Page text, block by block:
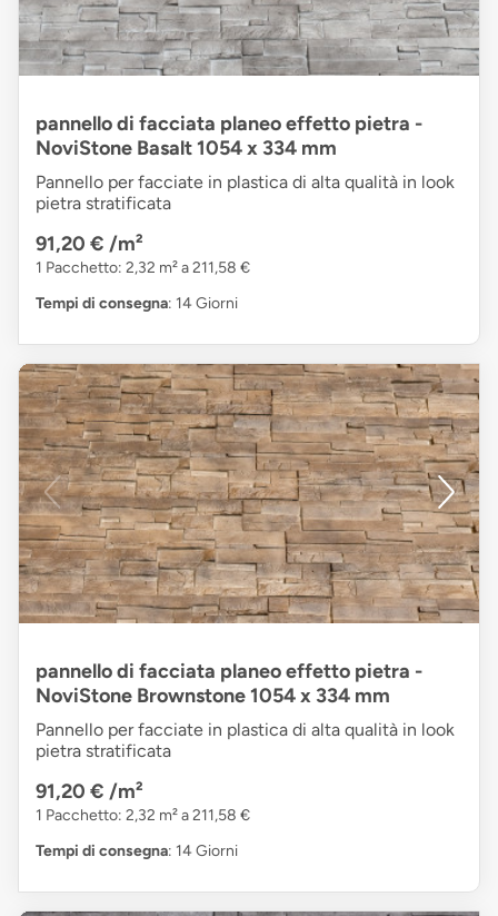
pannello di facciata planeo effetto pietra -
NoviStone Basalt 1054 x 334 mm
Pannello per facciate in plastica di alta qualità in look
pietra stratificata
91,20 € /m²
1 Pacchetto: 2,32 m² a 211,58 €
Tempi di consegna: 14 Giorni
pannello di facciata planeo effetto pietra -
NoviStone Brownstone 1054 x 334 mm
Pannello per facciate in plastica di alta qualità in look
pietra stratificata
91,20 € /m²
1 Pacchetto: 2,32 m² a 211,58 €
Tempi di consegna: 14 Giorni